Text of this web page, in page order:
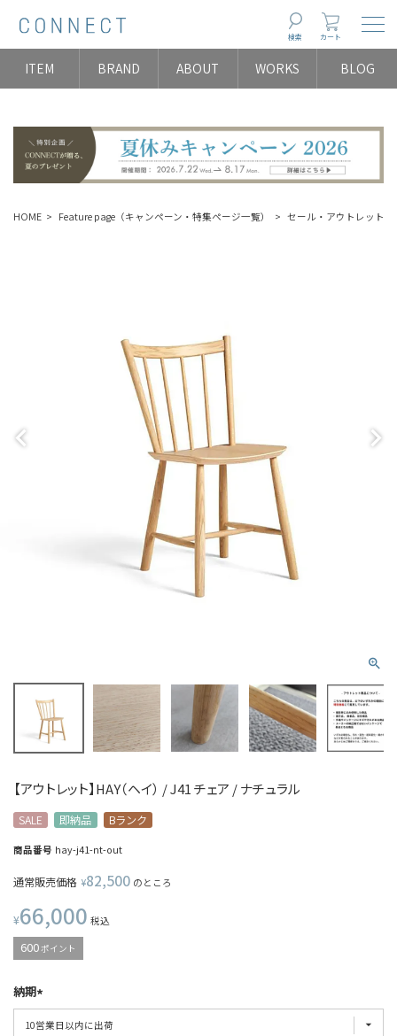
検索 カート
ITEM BRAND ABOUT WORKS BLOG
HOME Feature page（キャンペーン・特集ページ一覧） セール・アウトレット
【アウトレット】HAY（ヘイ） / J41 チェア / ナチュラル
SALE 即納品 Bランク
商品番号 hay-j41-nt-out
通常販売価格 ¥82,500 のところ
¥66,000 税込
600ポイント
納期